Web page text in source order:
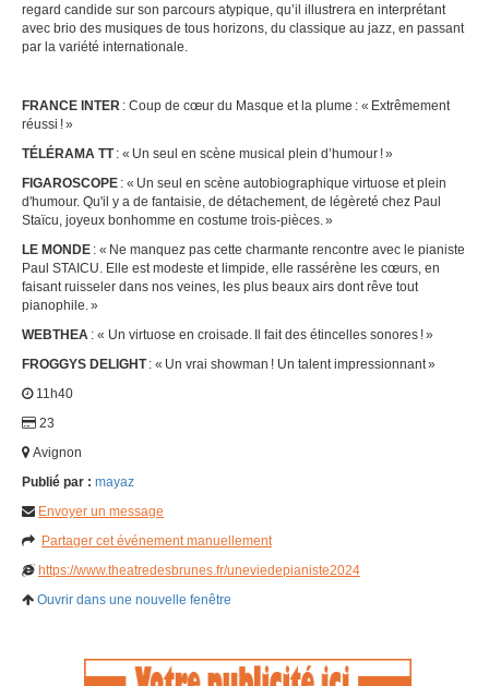
regard candide sur son parcours atypique, qu’il illustrera en interprétant
avec brio des musiques de tous horizons, du classique au jazz, en passant
par la variété internationale.
FRANCE INTER : Coup de cœur du Masque et la plume : « Extrêmement
réussi ! »
TÉLÉRAMA TT: « Un seul en scène musical plein d’humour ! »
FIGAROSCOPE : « Un seul en scène autobiographique virtuose et plein
d'humour. Qu'il y a de fantaisie, de détachement, de légèreté chez Paul
Staïcu, joyeux bonhomme en costume trois-pièces. »
LE MONDE : « Ne manquez pas cette charmante rencontre avec le pianiste
Paul STAICU. Elle est modeste et limpide, elle rassérène les cœurs, en
faisant ruisseler dans nos veines, les plus beaux airs dont rêve tout
pianophile. »
WEBTHEA : « Un virtuose en croisade. Il fait des étincelles sonores ! »
FROGGYS DELIGHT: « Un vrai showman ! Un talent impressionnant »
11h40
23
Avignon
Publié par : mayaz
Envoyer un message
Partager cet événement manuellement
https://www.theatredesbrunes.fr/uneviedepianiste2024
Ouvrir dans une nouvelle fenêtre